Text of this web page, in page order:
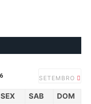
SETEMBRO
SEX SAB DOM